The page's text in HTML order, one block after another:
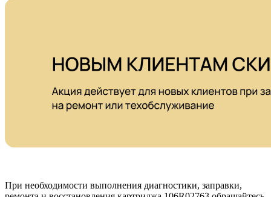
При необходимости выполнения диагностики, заправки,